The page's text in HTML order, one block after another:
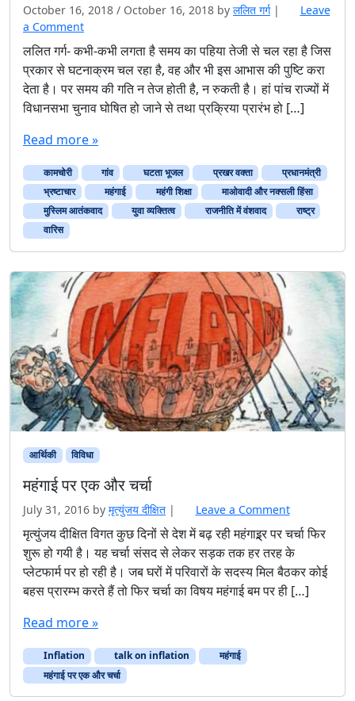
October 16, 2018 / October 16, 2018 by ललित गर्ग |
Leave
a Comment
ललित गर्ग- कभी-कभी लगता है समय का पहिया तेजी से चल रहा है जिस
प्रकार से घटनाक्रम चल रहा है, वह और भी इस आभास की पुष्टि करा
देता है। पर समय की गति न तेज होती है, न रुकती है। हां पांच राज्यों में
विधानसभा चुनाव घोषित हो जाने से तथा प्रक्रिया प्रारंभ हो […]
Read more »
कामचोरी गांव घटता भूजल प्रखर वक्ता
प्रधानमंत्री
भ्रष्टाचार
महंगाई महंगी शिक्षा
माओवादी और नक्सली हिंसा
मुस्लिम आतंकवाद
युवा व्यक्तित्व राजनीति में वंशवाद
राष्‍ट्र
वारिस
आर्थिकी विविधा
महंगाई पर एक और चर्चा
July 31, 2016 by मृत्युंजय दीक्षित | Leave a Comment
मृत्युंजय दीक्षित विगत कुछ दिनों से देश में बढ़ रही महंगाइ्र्र पर चर्चा फिर
शुरू हो गयी है। यह चर्चा संसद से लेकर सड़क तक हर तरह के
प्लेटफार्म पर हो रही है। जब घरों में परिवारों के सदस्य मिल बैठकर कोई
बहस प्रारम्भ करते हैं तो फिर चर्चा का विषय महंगाई बम पर ही […]
Read more »
Inflation talk on inflation
महंगाई
महंगाई पर एक और चर्चा